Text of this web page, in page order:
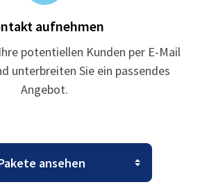
aufnehmen
potentiellen Kunden per E-Mail
unterbreiten Sie ein passendes
Angebot.